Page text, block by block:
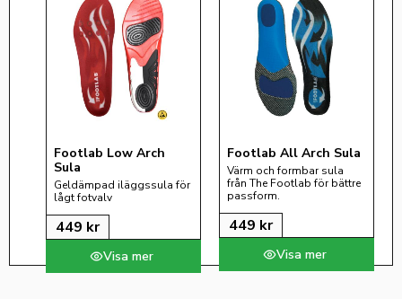
Footlab Low Arch
Sula
Geldämpad iläggssula för
lågt fotvalv
449 kr
Footlab All Arch Sula
Värm och formbar sula
från The Footlab för bättre
passform.
449 kr